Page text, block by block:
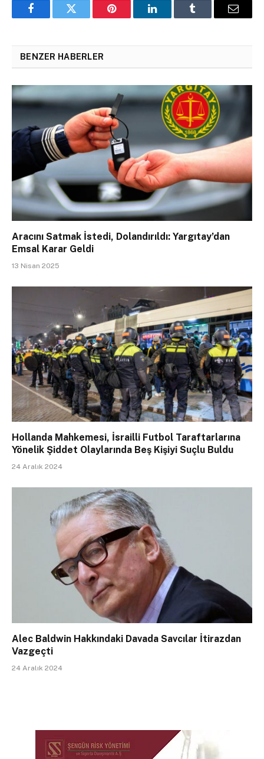
FacebookTwitter Pinterest LinkedInTumblr Email
BENZER HABERLER
Aracını Satmak İstedi, Dolandırıldı: Yargıtay’dan
Emsal Karar Geldi
13 Nisan 2025
Hollanda Mahkemesi, İsrailli Futbol Taraftarlarına
Yönelik Şiddet Olaylarında Beş Kişiyi Suçlu Buldu
24 Aralık 2024
Alec Baldwin Hakkındaki Davada Savcılar İtirazdan
Vazgeçti
24 Aralık 2024